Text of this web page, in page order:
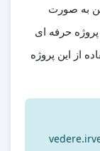
به صورت
پروژه حرفه ای
از این پروژه